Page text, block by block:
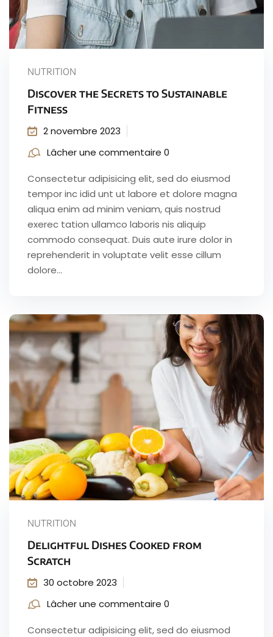
NUTRITION
Discover the Secrets to Sustainable
Fitness
2 novembre 2023
Lâcher une commentaire 0
Consectetur adipisicing elit, sed do eiusmod
tempor inc idid unt ut labore et dolore magna
aliqua enim ad minim veniam, quis nostrud
exerec tation ullamco laboris nis aliquip
commodo consequat. Duis aute irure dolor in
reprehenderit in voluptate velit esse cillum
dolore...
NUTRITION
Delightful Dishes Cooked from
Scratch
30 octobre 2023
Lâcher une commentaire 0
Consectetur adipisicing elit, sed do eiusmod